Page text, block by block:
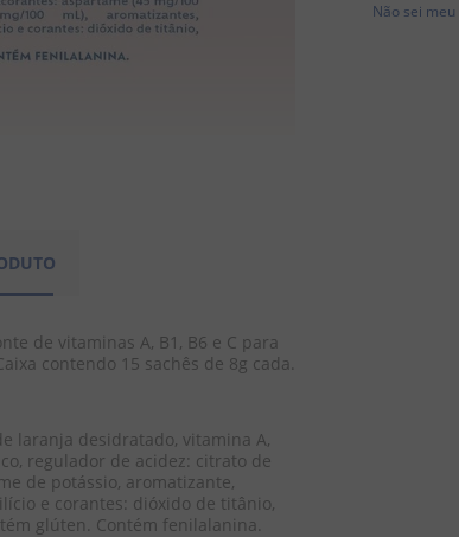
de vitaminas A, B1, B6 e C para
contendo 15 sachês de 8g cada.
laranja desidratado, vitamina A,
regulador de acidez: citrato de
de potássio, aromatizante,
e corantes: dióxido de titânio,
glúten. Contém fenilalanina.
Não sei meu